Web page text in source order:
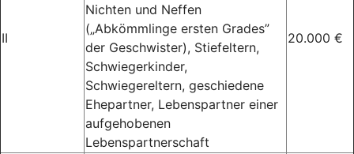
II
Nichten und Neffen
(„Abkömmlinge ersten Grades”
der Geschwister), Stiefeltern,
Schwiegerkinder,
Schwiegereltern, geschiedene
Ehepartner, Lebenspartner einer
aufgehobenen
Lebenspartnerschaft
20.000 €